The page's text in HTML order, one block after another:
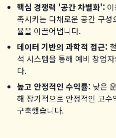
핵심 경쟁력 '공간 차별화':
족시키는 다채로운 공간 구
율을 이끌어냅니다.
데이터 기반의 과학적 접근:
석 시스템을 통해 예비 창업
다.
높고 안정적인 수익률: 낮은
해 장기적으로 안정적인 고
구축했습니다.